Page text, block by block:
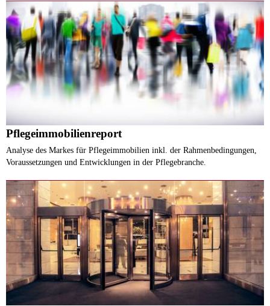
Pflegeimmobilienreport
Analyse des Markes für Pflegeimmobilien inkl. der Rahmenbedingungen,
Voraussetzungen und Entwicklungen in der Pflegebranche.